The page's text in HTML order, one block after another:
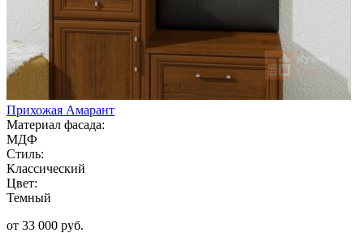
Прихожая Амарант
Материал фасада:
МДФ
Стиль:
Классический
Цвет:
Темный
от 33 000 руб.